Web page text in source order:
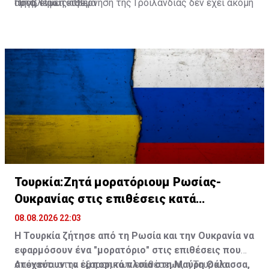
προβλέψεις του.
αυτά, ενώ η κυβέρνηση της Γροιλανδίας δεν έχει ακόμη
Πηγή: Πρώτο Θέμα
Τουρκία:Ζητά μορατόριουμ Ρωσίας-
Ουκρανίας στις επιθέσεις κατά
εμπορικών πλοίων
08.08.2026 22:03
Η Τουρκία ζήτησε από τη Ρωσία και την Ουκρανία να
εφαρμόσουν ένα "μορατόριο" στις επιθέσεις που
στοχεύουν τα εμπορικά πλοία στη Μαύρη Θάλασσα,
Απέναντι στην έξαρση των επιθέσεων, η Τουρκία